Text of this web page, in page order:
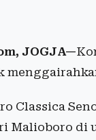
JOGJA—
Classica
Malioboro di